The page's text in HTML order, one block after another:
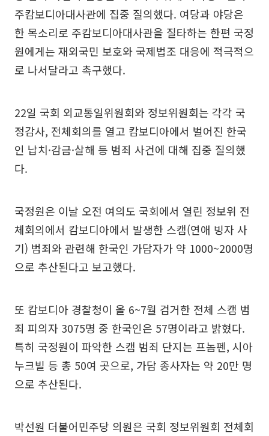
주캄보디아대사관에 집중 질의했다. 여당과 야당은
한 목소리로 주캄보디아대사관을 질타하는 한편 국정
원에게는 재외국민 보호와 국제법조 대응에 적극적으
로 나서달라고 촉구했다.
22일 국회 외교통일위원회와 정보위원회는 각각 국
정감사, 전체회의를 열고 캄보디아에서 벌어진 한국
인 납치·감금·살해 등 범죄 사건에 대해 집중 질의했
다.
국정원은 이날 오전 여의도 국회에서 열린 정보위 전
체회의에서 캄보디아에서 발생한 스캠(연애 빙자 사
기) 범죄와 관련해 한국인 가담자가 약 1000~2000명
으로 추산된다고 보고했다.
또 캄보디아 경찰청이 올 6~7월 검거한 전체 스캠 범
죄 피의자 3075명 중 한국인은 57명이라고 밝혔다.
특히 국정원이 파악한 스캠 범죄 단지는 프놈펜, 시아
누크빌 등 총 50여 곳으로, 가담 종사자는 약 20만 명
으로 추산된다.
박선원 더불어민주당 의원은 국회 정보위원회 전체회